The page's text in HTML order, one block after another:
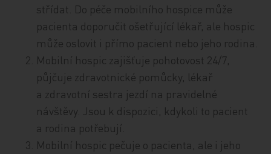
střídat. Do péče mobilního hospice může
pacienta doporučit ošetřující lékař, ale hospic
může oslovit i přímo pacient nebo jeho rodina.
Mobilní hospic zajišťuje pohotovost 24/7,
půjčuje zdravotnické pomůcky, lékař
a zdravotní sestra jezdí na pravidelné
návštěvy. Jsou k dispozici, kdykoli to pacient
a rodina potřebují.
Mobilní hospic pečuje o pacienta, ale i jeho